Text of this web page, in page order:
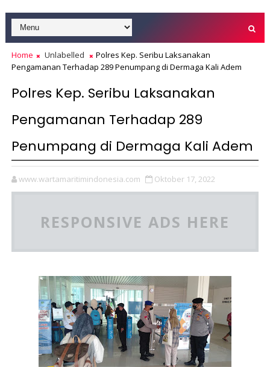
Home Unlabelled
Polres Kep. Seribu Laksanakan
Pengamanan Terhadap 289 Penumpang di Dermaga Kali Adem
Polres Kep. Seribu Laksanakan
Pengamanan Terhadap 289
Penumpang di Dermaga Kali Adem
www.wartamaritimindonesia.com Oktober 17, 2022
RESPONSIVE ADS HERE